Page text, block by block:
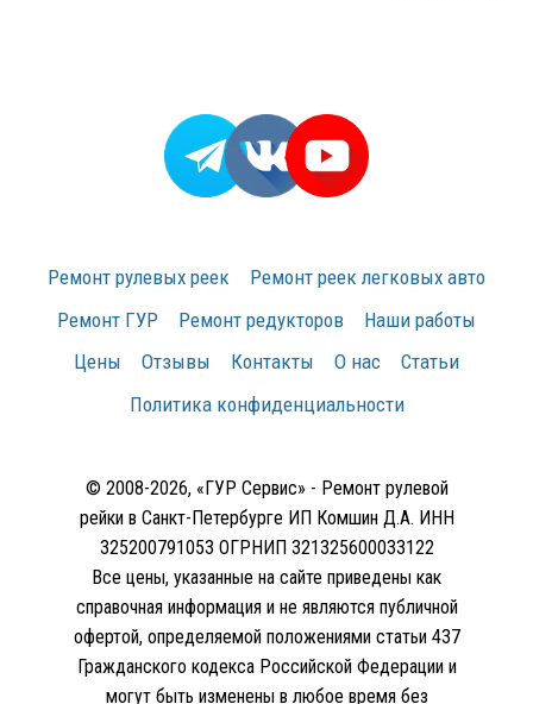
Ремонт рулевых реек
Ремонт реек легковых авто
Ремонт ГУР
Ремонт редукторов
Наши работы
Цены
Отзывы Контакты О нас
Статьи
Политика конфиденциальности
© 2008-2026, «ГУР Сервис» - Ремонт рулевой
рейки в Санкт-Петербурге ИП Комшин Д.А. ИНН
325200791053 ОГРНИП 321325600033122
Все цены, указанные на сайте приведены как
справочная информация и не являются публичной
офертой, определяемой положениями статьи 437
Гражданского кодекса Российской Федерации и
могут быть изменены в любое время без